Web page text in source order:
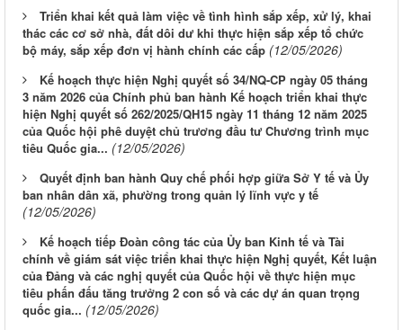
Triển khai kết quả làm việc về tình hình sắp xếp, xử lý, khai
thác các cơ sở nhà, đất dôi dư khi thực hiện sắp xếp tổ chức
bộ máy, sắp xếp đơn vị hành chính các cấp (12/05/2026)
Kế hoạch thực hiện Nghị quyết số 34/NQ-CP ngày 05 tháng
3 năm 2026 của Chính phủ ban hành Kế hoạch triển khai thực
hiện Nghị quyết số 262/2025/QH15 ngày 11 tháng 12 năm 2025
của Quốc hội phê duyệt chủ trương đầu tư Chương trình mục
tiêu Quốc gia... (12/05/2026)
Quyết định ban hành Quy chế phối hợp giữa Sở Y tế và Ủy
ban nhân dân xã, phường trong quản lý lĩnh vực y tế
(12/05/2026)
Kế hoạch tiếp Đoàn công tác của Ủy ban Kinh tế và Tài
chính về giám sát việc triển khai thực hiện Nghị quyết, Kết luận
của Đảng và các nghị quyết của Quốc hội về thực hiện mục
tiêu phấn đấu tăng trưởng 2 con số và các dự án quan trọng
quốc gia... (12/05/2026)